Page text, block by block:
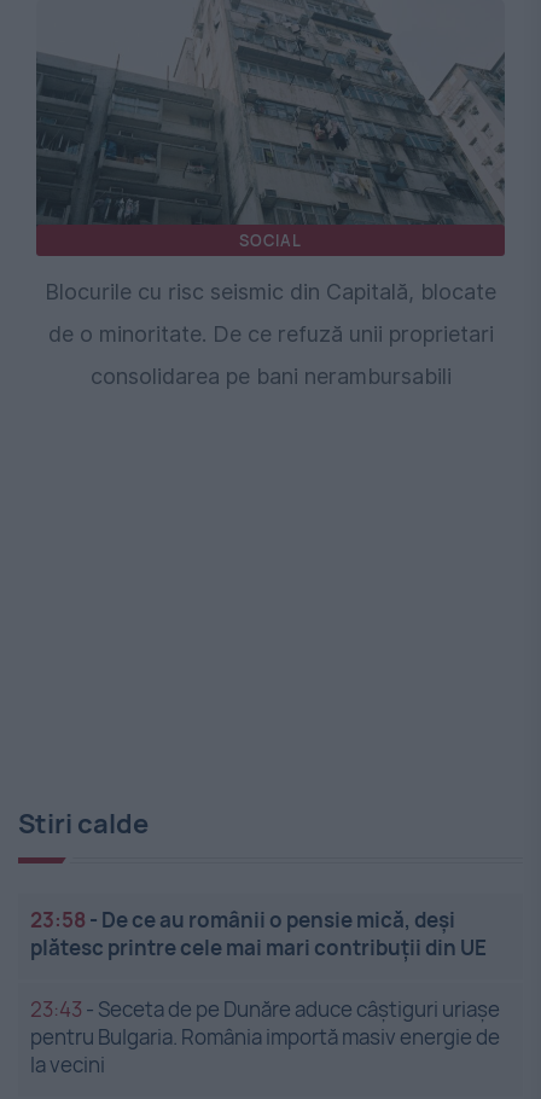
SOCIAL
Blocurile cu risc seismic din Capitală, blocate
de o minoritate. De ce refuză unii proprietari
consolidarea pe bani nerambursabili
Stiri calde
23:58 - De ce au românii o pensie mică, deși
plătesc printre cele mai mari contribuții din UE
23:43 - Seceta de pe Dunăre aduce câștiguri uriașe
pentru Bulgaria. România importă masiv energie de
la vecini